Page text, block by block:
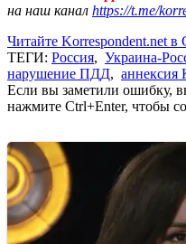
на наш канал https://t.me/
Читайте Korrespondent.net в
ТЕГИ: Россия, Украина-
нарушение ПДД, аннексия
Если вы заметили ошибку,
нажмите Ctrl+Enter, чтобы